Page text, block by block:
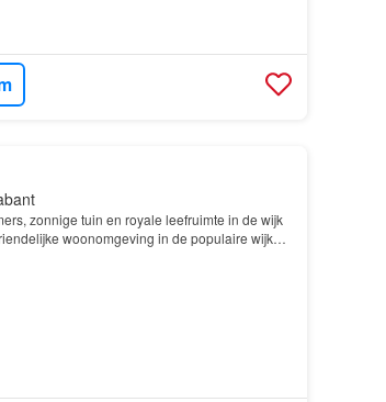
zonnige tuin en royale leefruimte in de wijk
woonomgeving in de populaire wijk
tussenwoning met…